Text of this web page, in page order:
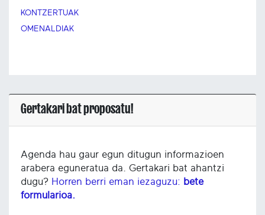
KONTZERTUAK
OMENALDIAK
Gertakari bat proposatu!
Agenda hau gaur egun ditugun informazioen
arabera eguneratua da. Gertakari bat ahantzi
dugu? Horren berri eman iezaguzu: bete
formularioa.